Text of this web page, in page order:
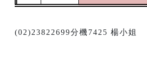
(02)23822699分機7425 楊小姐